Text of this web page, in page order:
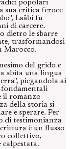
popolari
sua critica feroce
Laâbi fu
di carcere.
dietro le sbarre
trasformandosi
Marocco.
del grido e
abita una lingua
piegandola ai
fondamentali
il romanzo
della storia si
e sperare. Per
di testimonianza
è un flusso
collettivo,
calpestata.